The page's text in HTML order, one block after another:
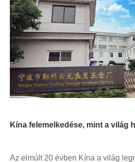
Kína felemelkedése, mint a világ
Az elmúlt 20 évben Kína a világ